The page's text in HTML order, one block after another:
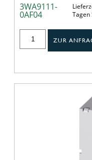
3WA9111-
0AF04
Tagen
ZUR